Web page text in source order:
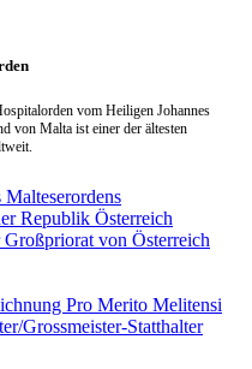
vom Heiligen Johannes
von Malta ist einer der ältesten
Malteserordens
Republik Österreich
von Österreich
Pro Merito Melitensi
Grossmeister-Statthalter